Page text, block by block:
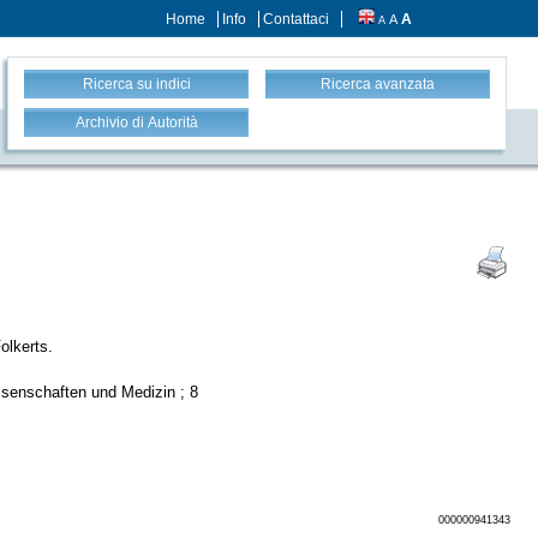
Home Info Contattaci A A A
Ricerca su indici Ricerca avanzata
Archivio di Autorità